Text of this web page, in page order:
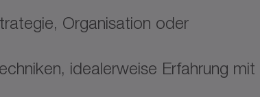
Organisation oder
idealerweise Erfahrung mit